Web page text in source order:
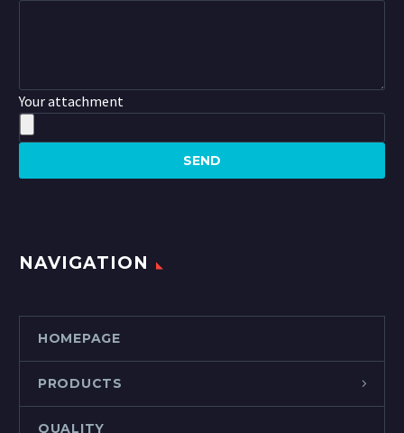
Your attachment
NAVIGATION
HOMEPAGE
PRODUCTS
QUALITY